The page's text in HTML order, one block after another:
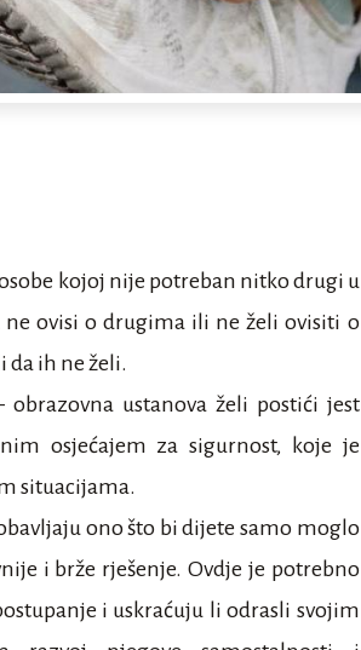
kojoj nije potreban nitko drugi u
ovisi o drugima ili ne želi ovisiti o
da ih ne želi.
ustanova želi postići jest
osjećajem za sigurnost, koje je
situacijama.
ono što bi dijete samo moglo
i brže rješenje. Ovdje je potrebno
i uskraćuju li odrasli svojim